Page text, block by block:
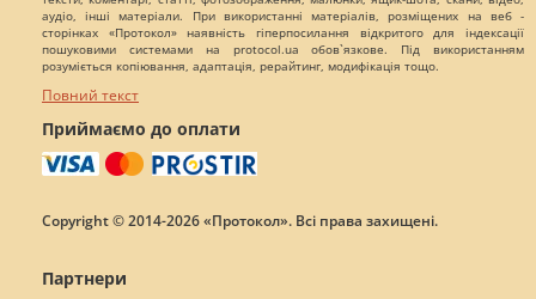
аудіо, інші матеріали. При використанні матеріалів, розміщених на веб -
сторінках «Протокол» наявність гіперпосилання відкритого для індексації
пошуковими системами на protocol.ua обов`язкове. Під використанням
розуміється копіювання, адаптація, рерайтинг, модифікація тощо.
Повний текст
Приймаємо до оплати
Copyright © 2014-2026 «Протокол». Всі права захищені.
Партнери